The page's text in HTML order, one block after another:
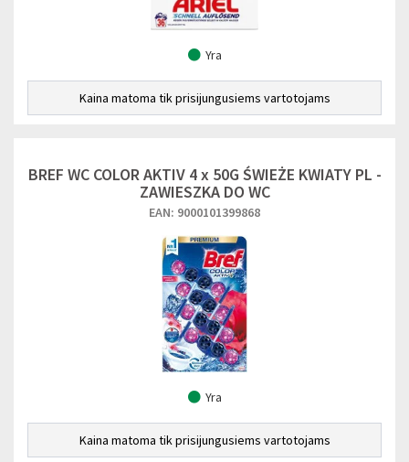
Yra
Kaina matoma tik prisijungusiems vartotojams
BREF WC COLOR AKTIV 4 x 50G ŚWIEŻE KWIATY PL -
ZAWIESZKA DO WC
EAN: 9000101399868
Yra
Kaina matoma tik prisijungusiems vartotojams